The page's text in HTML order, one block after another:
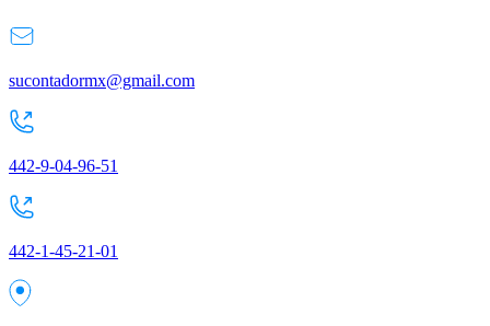
sucontadormx@gmail.com
442-9-04-96-51
442-1-45-21-01